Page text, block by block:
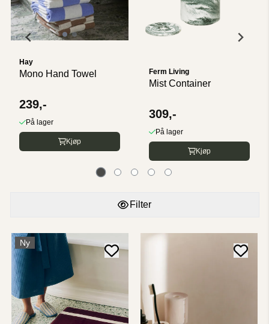
Hay
Mono Hand Towel
239,-
På lager
Kjøp
Ferm Living
Mist Container
309,-
På lager
Kjøp
Filter
Ny